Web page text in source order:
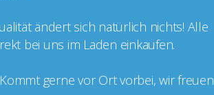
ändert sich natürlich nichts! Alle
bei uns im Laden einkaufen.
gerne vor Ort vorbei, wir freuen